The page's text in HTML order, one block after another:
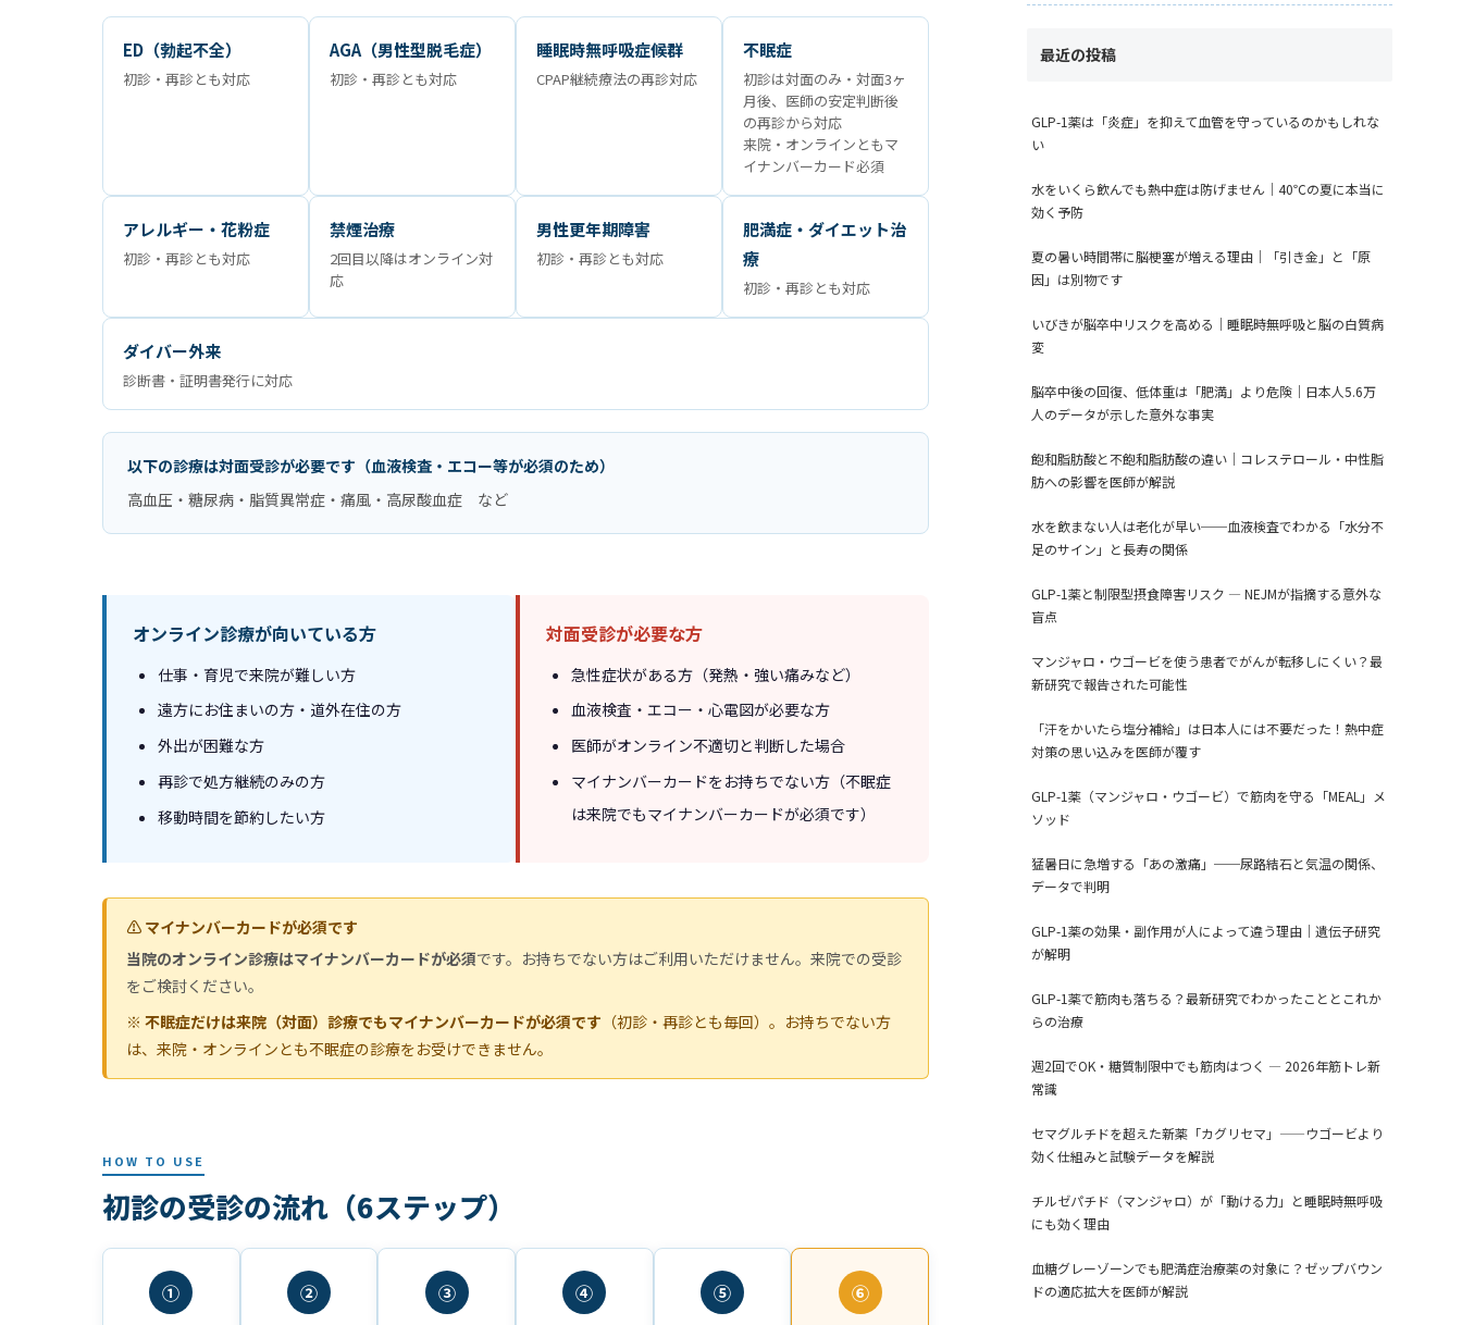
ED（勃起不全）
初診・再診とも対応
AGA（男性型脱毛症）
初診・再診とも対応
睡眠時無呼吸症候群
CPAP継続療法の再診対応
不眠症
初診は対面のみ・対面3ヶ
月後、医師の安定判断後
の再診から対応
来院・オンラインともマ
イナンバーカード必須
アレルギー・花粉症
初診・再診とも対応
禁煙治療
2回目以降はオンライン対
応
男性更年期障害
初診・再診とも対応
肥満症・ダイエット治
療
初診・再診とも対応
ダイバー外来
診断書・証明書発行に対応
以下の診療は対面受診が必要です（血液検査・エコー等が必須のため）
高血圧・糖尿病・脂質異常症・痛風・高尿酸血症 など
オンライン診療が向いている方
仕事・育児で来院が難しい方
遠方にお住まいの方・道外在住の方
外出が困難な方
再診で処方継続のみの方
移動時間を節約したい方
対面受診が必要な方
急性症状がある方（発熱・強い痛みなど）
血液検査・エコー・心電図が必要な方
医師がオンライン不適切と判断した場合
マイナンバーカードをお持ちでない方（不眠症
は来院でもマイナンバーカードが必須です）
⚠️ マイナンバーカードが必須です
当院のオンライン診療はマイナンバーカードが必須です。お持ちでない方はご利用いただけません。来院での受診
をご検討ください。
※ 不眠症だけは来院（対面）診療でもマイナンバーカードが必須です （初診・再診とも毎回）。お持ちでない方
は、来院・オンラインとも不眠症の診療をお受けできません。
HOW TO USE
初診の受診の流れ（6ステップ）
① ② ③ ④ ⑤ ⑥
最近の投稿
GLP-1薬は「炎症」を抑えて血管を守っているのかもしれな
い
水をいくら飲んでも熱中症は防げません｜40℃の夏に本当に
効く予防
夏の暑い時間帯に脳梗塞が増える理由｜「引き金」と「原
因」は別物です
いびきが脳卒中リスクを高める｜睡眠時無呼吸と脳の白質病
変
脳卒中後の回復、低体重は「肥満」より危険｜日本人5.6万
人のデータが示した意外な事実
飽和脂肪酸と不飽和脂肪酸の違い｜コレステロール・中性脂
肪への影響を医師が解説
水を飲まない人は老化が早い──血液検査でわかる「水分不
足のサイン」と長寿の関係
GLP-1薬と制限型摂食障害リスク ― NEJMが指摘する意外な
盲点
マンジャロ・ウゴービを使う患者でがんが転移しにくい？最
新研究で報告された可能性
「汗をかいたら塩分補給」は日本人には不要だった！熱中症
対策の思い込みを医師が覆す
GLP-1薬（マンジャロ・ウゴービ）で筋肉を守る「MEAL」メ
ソッド
猛暑日に急増する「あの激痛」──尿路結石と気温の関係、
データで判明
GLP-1薬の効果・副作用が人によって違う理由｜遺伝子研究
が解明
GLP-1薬で筋肉も落ちる？最新研究でわかったこととこれか
らの治療
週2回でOK・糖質制限中でも筋肉はつく ― 2026年筋トレ新
常識
セマグルチドを超えた新薬「カグリセマ」——ウゴービより
効く仕組みと試験データを解説
チルゼパチド（マンジャロ）が「動ける力」と睡眠時無呼吸
にも効く理由
血糖グレーゾーンでも肥満症治療薬の対象に？ゼップバウン
ドの適応拡大を医師が解説